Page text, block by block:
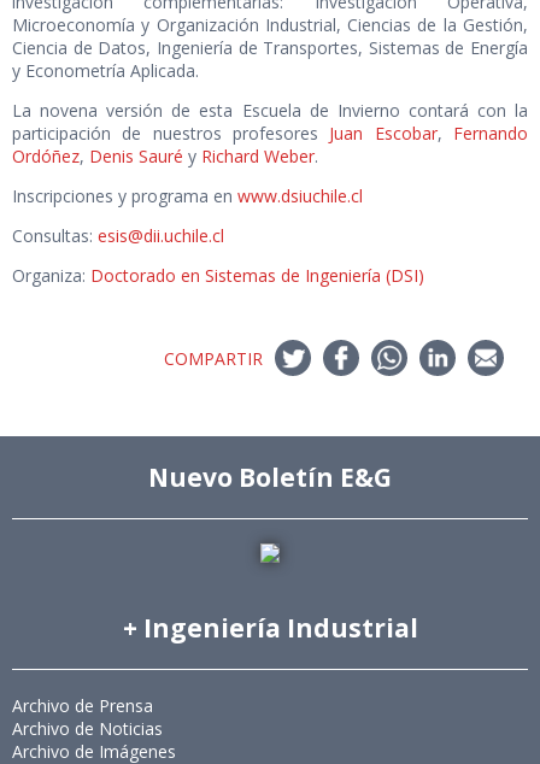
Microeconomía y Organización Industrial, Ciencias de la Gestión,
Ciencia de Datos, Ingeniería de Transportes, Sistemas de Energía
y Econometría Aplicada.
La novena versión de esta Escuela de Invierno contará con la
participación de nuestros profesores Juan Escobar, Fernando
Ordóñez, Denis Sauré y Richard Weber.
Inscripciones y programa en www.dsiuchile.cl
Consultas: esis@dii.uchile.cl
Organiza: Doctorado en Sistemas de Ingeniería (DSI)
COMPARTIR
Nuevo Boletín E&G
+ Ingeniería Industrial
Archivo de Prensa
Archivo de Noticias
Archivo de Imágenes